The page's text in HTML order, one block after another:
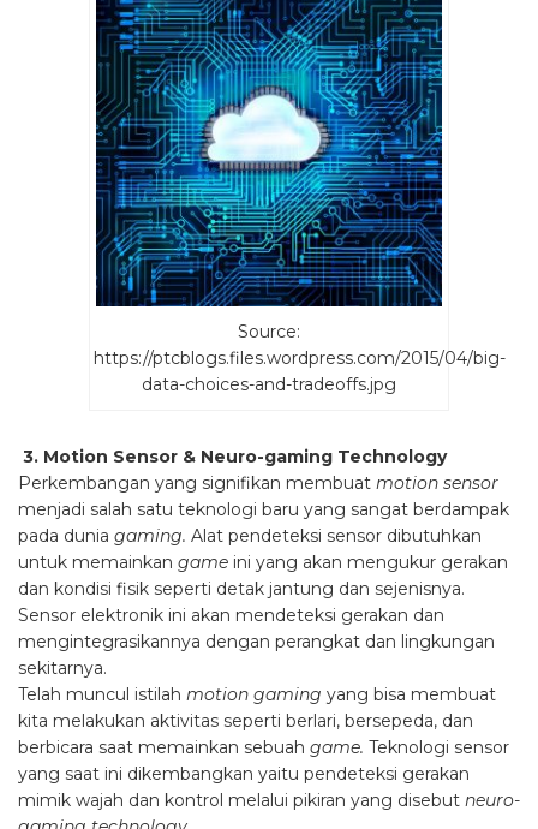
Source:
https://ptcblogs.files.wordpress.com/2015/04/big-
data-choices-and-tradeoffs.jpg
3. Motion Sensor & Neuro-gaming Technology
Perkembangan yang signifikan membuat motion sensor
menjadi salah satu teknologi baru yang sangat berdampak
pada dunia gaming. Alat pendeteksi sensor dibutuhkan
untuk memainkan game ini yang akan mengukur gerakan
dan kondisi fisik seperti detak jantung dan sejenisnya.
Sensor elektronik ini akan mendeteksi gerakan dan
mengintegrasikannya dengan perangkat dan lingkungan
sekitarnya.
Telah muncul istilah motion gaming yang bisa membuat
kita melakukan aktivitas seperti berlari, bersepeda, dan
berbicara saat memainkan sebuah game. Teknologi sensor
yang saat ini dikembangkan yaitu pendeteksi gerakan
mimik wajah dan kontrol melalui pikiran yang disebut neuro-